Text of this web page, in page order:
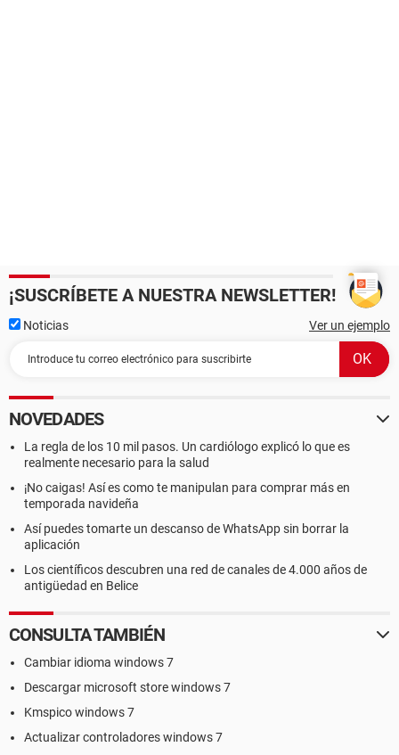
¡SUSCRÍBETE A NUESTRA NEWSLETTER!
Noticias Ver un ejemplo
NOVEDADES
La regla de los 10 mil pasos. Un cardiólogo explicó lo que es
realmente necesario para la salud
¡No caigas! Así es como te manipulan para comprar más en
temporada navideña
Así puedes tomarte un descanso de WhatsApp sin borrar la
aplicación
Los científicos descubren una red de canales de 4.000 años de
antigüedad en Belice
CONSULTA TAMBIÉN
Cambiar idioma windows 7
Descargar microsoft store windows 7
Kmspico windows 7
Actualizar controladores windows 7